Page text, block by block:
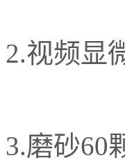
2.视频显
3.磨砂60